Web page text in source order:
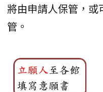
將由申請人保管，
管。